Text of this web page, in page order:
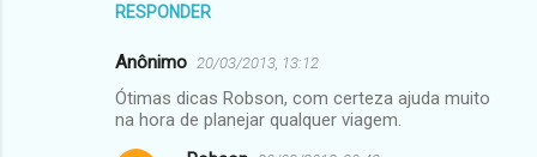
RESPONDER
Anônimo 20/03/2013, 13:12
Ótimas dicas Robson, com certeza ajuda muito
na hora de planejar qualquer viagem.